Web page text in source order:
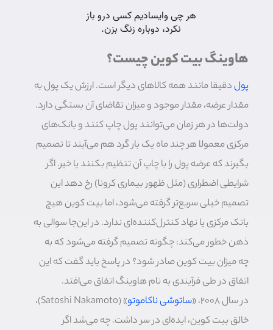
هاوینگ بیت کوین چیست؟
پولدقیقا مانند همه کالاهای دیگر است. ارزش یک پول به
مقدار عرضه، مقدار موجود و میزان تقاضای آن بستگی دارد.
دولت‌ها در هر زمان می‌توانند پول چاپ کنند و بانک‌های
مرکزی معمولا هر چند ماه یک بار گرد هم می‌آیند تا تصمیم
بگیرند که عرضه پول را با چاپ آن تنظیم بکنند یا خیر. اگر
شرایطی اضطراری (مثل ظهور بیماری کرونا) رخ دهد این
تصمیم خیلی سریع‌تر گرفته می‌شود، اما بیت کوین هیچ
بانک مرکزی یا نهاد کنترل‌کننده‌ای ندارد. در این‌جا سوالی به
ذهن خطور می‌کند: چگونه تصمیم گرفته می‌شود که به
چه میزان بیت کوین صادر شود؟ در پاسخ باید گفت که این
اتفاق در طی فرآیندی به نام هاوینگ اتفاق می‌افتد.
در سال ۲۰۰۸، «
ساتوشی ناکاموتو
» (Satoshi Nakamoto)،
خالق بیت کوین، ایده‌ای در سر داشت. چه می‌شد اگر